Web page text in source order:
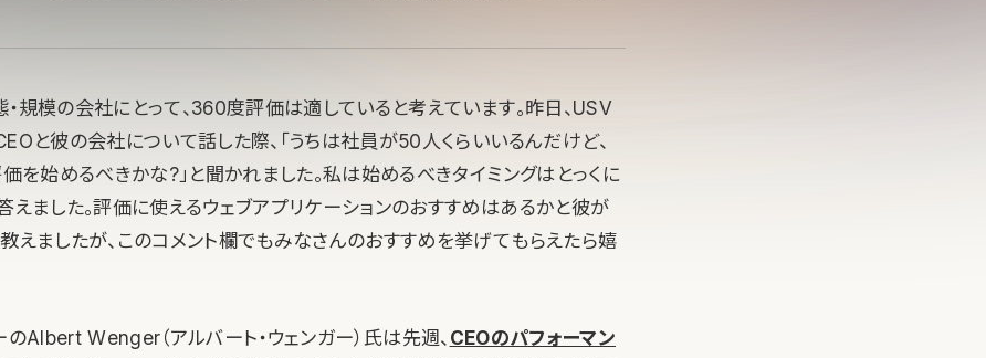
規模の会社にとって、360度評価は適していると考えています。昨日、USV
と彼の会社について話した際、「うちは社員が50人くらいいるんだけど、
を始めるべきかな?」と聞かれました。私は始めるべきタイミングはとっくに
えました。評価に使えるウェブアプリケーションのおすすめはあるかと彼が
えましたが、このコメント欄でもみなさんのおすすめを挙げてもらえたら嬉
Albert Wenger（アルバート・ウェンガー）氏は先週、 CEOのパフォーマン